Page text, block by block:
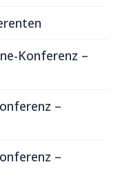
Konferenz –
–
–